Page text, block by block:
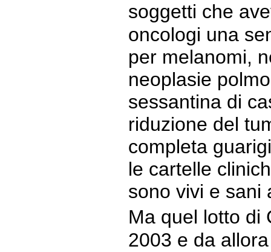
soggetti che
oncologi una
per melanomi,
neoplasie
sessantina di
riduzione del
completa
le cartelle
sono vivi e sani
Ma quel lotto
2003 e da